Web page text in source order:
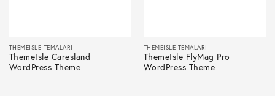
THEMEISLE TEMALARI
ThemeIsle Caresland
WordPress Theme
THEMEISLE TEMALARI
ThemeIsle FlyMag Pro
WordPress Theme